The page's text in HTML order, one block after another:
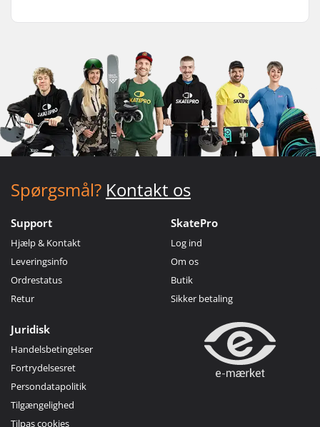
Spørgsmål? Kontakt os
Support
Hjælp & Kontakt
Leveringsinfo
Ordrestatus
Retur
SkatePro
Log ind
Om os
Butik
Sikker betaling
Juridisk
Handelsbetingelser
Fortrydelsesret
Persondatapolitik
Tilgængelighed
Tilpas cookies